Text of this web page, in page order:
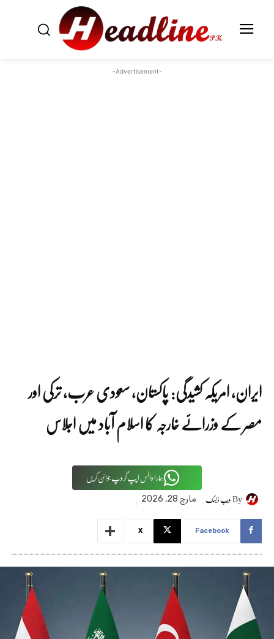
-Advertisement-
ایران، امریکہ کشیدگی: پاکستان، سعودی عرب، ترکی اور
مصر کے وزرائے خارجہ کا اسلام آباد میں اجلاس
ہمارا واٹس اپپ گروپ جوائن کریں
Byویب ڈیسک مارچ 28, 2026
Facebook
X